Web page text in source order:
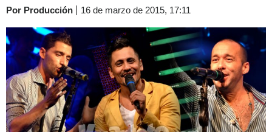
Por Producción 16 de marzo de 2015, 17:11